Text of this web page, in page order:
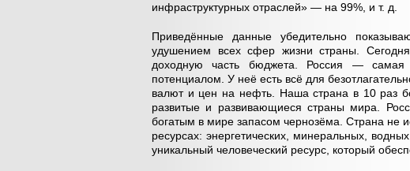
инфраструктурных отраслей» — на 99%, и т. д.
Приведённые данные убедительно
удушением всех сфер жизни страны. Сегодня
доходную часть бюджета. Россия —
потенциалом. У неё есть всё для
валют и цен на нефть. Наша страна в 10 раз
развитые и развивающиеся страны мира.
богатым в мире запасом чернозёма. Страна не
ресурсах: энергетических, минеральных,
уникальный человеческий ресурс, который